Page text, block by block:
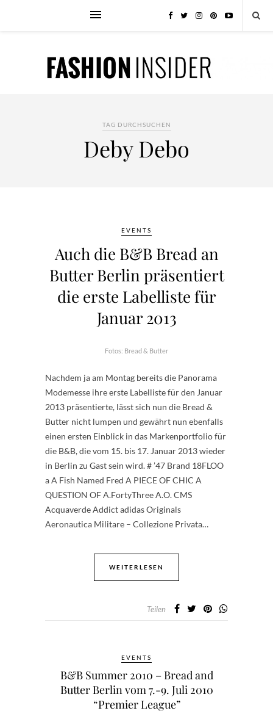
TAG DURCHSUCHEN
Deby Debo
EVENTS
Auch die B&B Bread an
Butter Berlin präsentiert
die erste Labelliste für
Januar 2013
Fotos: Bread & Butter
Nachdem ja am Montag bereits die Panorama
Modemesse ihre erste Labelliste für den Januar
2013 präsentierte, lässt sich nun die Bread &
Butter nicht lumpen und gewährt nun ebenfalls
einen ersten Einblick in das Markenportfolio für
die B&B, die vom 15. bis 17. Januar 2013 wieder
in Berlin zu Gast sein wird. # ’47 Brand 18FLOO
a A Fish Named Fred A PIECE OF CHIC A
QUESTION OF A.FortyThree A.O. CMS
Acquaverde Addict adidas Originals
Aeronautica Militare – Collezione Privata…
WEITERLESEN
Teilen
EVENTS
B&B Summer 2010 – Bread and
Butter Berlin vom 7.-9. Juli 2010
“Premier League”